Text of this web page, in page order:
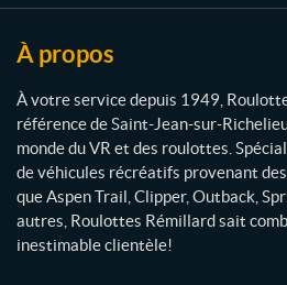
i
l
l
a
r
d
À propos
À votre service depuis 1949,
référence de Saint-Jean-sur-
monde du VR et des roulottes.
de véhicules récréatifs provenant
que Aspen Trail, Clipper, Outback,
autres, Roulottes Rémillard sait
inestimable clientèle!